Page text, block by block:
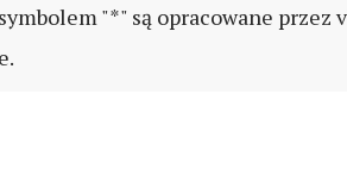
"*" są opracowane